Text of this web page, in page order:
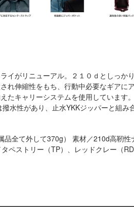
イがリニューアル。２１０ｄとしっか
れ伸縮性をもち、行動中必要なギアに
たキャリーシステムを使用しています
水性があり、止水YKKジッパーと組み
全て外して370g） 素材／210d高靭性
ペストリー（TP）、レッドクレー（